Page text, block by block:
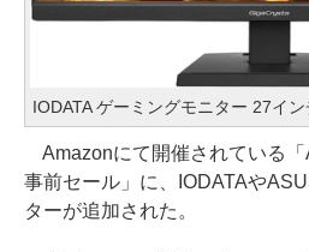
IODATA ゲーミングモニター 27イ
Amazonにて開催されている
事前セール」に、IODATAや
ターが追加された。